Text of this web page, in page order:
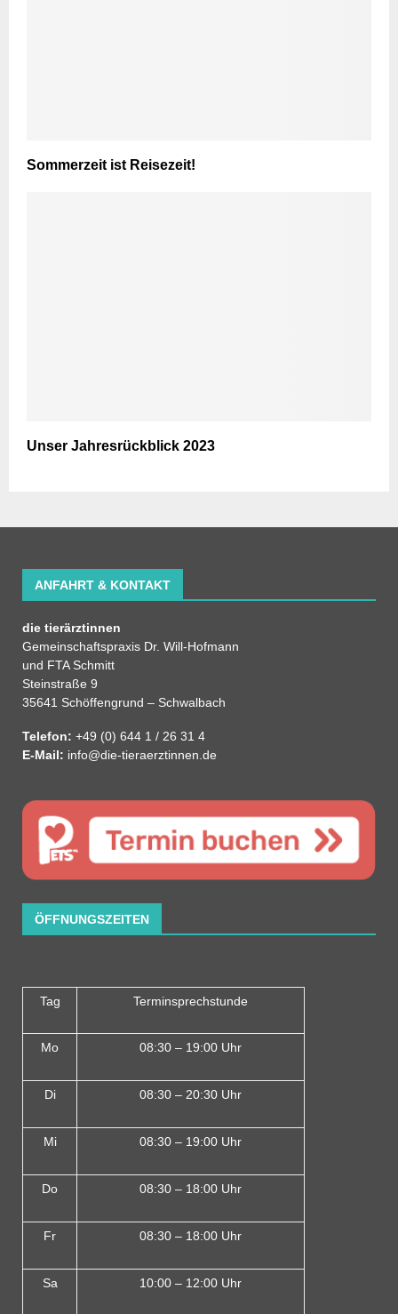
Sommerzeit ist Reisezeit!
Unser Jahresrückblick 2023
ANFAHRT & KONTAKT
die tierärztinnen
Gemeinschaftspraxis Dr. Will-Hofmann
und FTA Schmitt
Steinstraße 9
35641 Schöffengrund – Schwalbach
Telefon: +49 (0) 644 1 / 26 31 4
E-Mail: info@die-tieraerztinnen.de
ÖFFNUNGSZEITEN
Tag Terminsprechstunde
Mo 08:30 – 19:00 Uhr
Di 08:30 – 20:30 Uhr
Mi 08:30 – 19:00 Uhr
Do 08:30 – 18:00 Uhr
Fr 08:30 – 18:00 Uhr
Sa 10:00 – 12:00 Uhr